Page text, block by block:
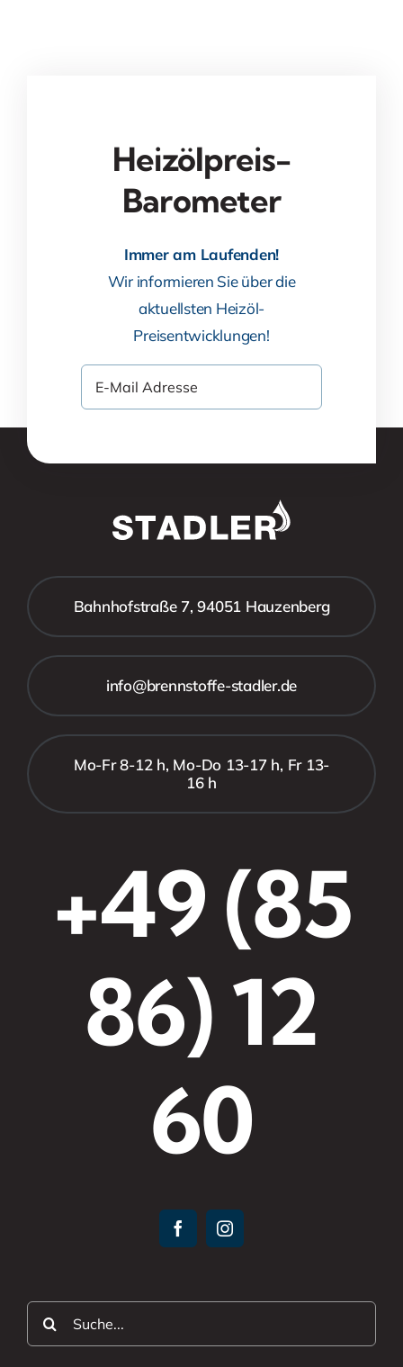
Heizölpreis-
Barometer
Immer am Laufenden!
Wir informieren Sie über die
aktuellsten Heizöl-
Preisentwicklungen!
Bahnhofstraße 7, 94051 Hauzenberg
info@brennstoffe-stadler.de
Mo-Fr 8-12 h, Mo-Do 13-17 h, Fr 13-
16 h
+49 (85
86) 12
60
Suche
nach: